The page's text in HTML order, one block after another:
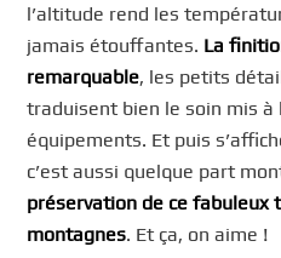
l’altitude rend les
jamais étouffantes. La
remarquable, les petits
traduisent bien le soin mis à
équipements. Et puis
c’est aussi quelque part
préservation de ce fabuleux
montagnes. Et ça, on aime !